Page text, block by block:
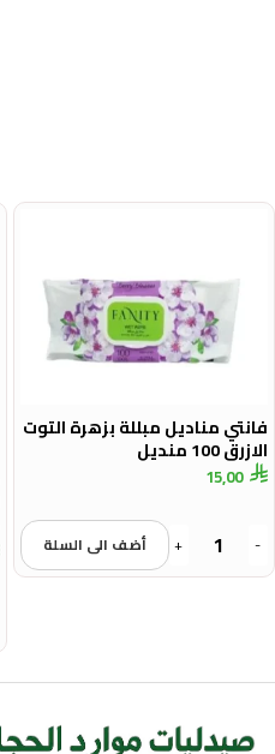
فانتي مناديل مبللة بزهرة التوت
الازرق 100 منديل
15,00
-
+ أضف الى السلة